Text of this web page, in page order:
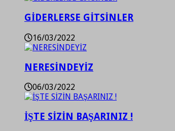
GİDERLERSE GİTSİNLER
16/03/2022
NERESİNDEYİZ
06/03/2022
İŞTE SİZİN BAŞARINIZ !